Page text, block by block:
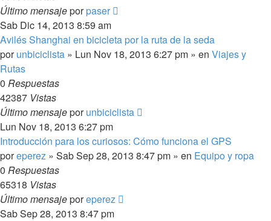
Último mensajeporpaser
Sab Dic 14, 2013 8:59 am
Avilés Shanghai en bicicleta por la ruta de la seda
porunbiciclista » Lun Nov 18, 2013 6:27 pm » en Viajes y
Rutas
0 Respuestas
42387 Vistas
Último mensajeporunbiciclista
Lun Nov 18, 2013 6:27 pm
Introducción para los curiosos: Cómo funciona el GPS
poreperez » Sab Sep 28, 2013 8:47 pm » en Equipo y ropa
0 Respuestas
65318 Vistas
Último mensajeporeperez
Sab Sep 28, 2013 8:47 pm